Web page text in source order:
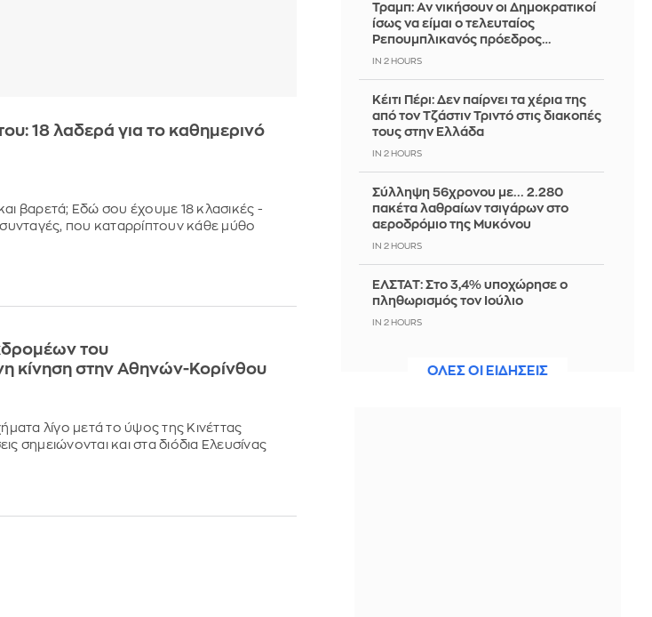
18 λαδερά για το καθημερινό
βαρετά; Εδώ σου έχουμε 18 κλασικές -
συνταγές, που καταρρίπτουν κάθε μύθο
του
κίνηση στην Αθηνών-Κορίνθου
λίγο μετά το ύψος της Κινέττας
σημειώνονται και στα διόδια Ελευσίνας
Τραμπ: Αν νικήσουν οι Δημοκρατικοί
ίσως να είμαι ο τελευταίος
Ρεπουμπλικανός πρόεδρος…
IN 2 HOURS
Κέιτι Πέρι: Δεν παίρνει τα χέρια της
από τον Τζάστιν Τριντό στις διακοπές
τους στην Ελλάδα
IN 2 HOURS
Σύλληψη 56χρονου με... 2.280
πακέτα λαθραίων τσιγάρων στο
αεροδρόμιο της Μυκόνου
IN 2 HOURS
ΕΛΣΤΑΤ: Στο 3,4% υποχώρησε ο
πληθωρισμός τον Ιούλιο
IN 2 HOURS
επενδύουμε στην πρόληψη, η
ΟΛΕΣ ΟΙ ΕΙΔΗΣΕΙΣ